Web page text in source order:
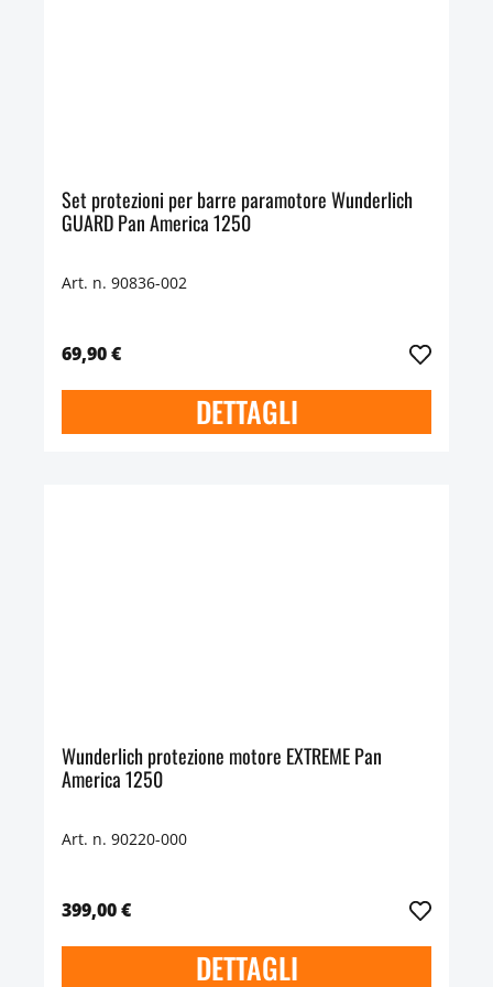
Set protezioni per barre paramotore Wunderlich
GUARD Pan America 1250
Art. n. 90836-002
69,90 €
DETTAGLI
Wunderlich protezione motore EXTREME Pan
America 1250
Art. n. 90220-000
399,00 €
DETTAGLI